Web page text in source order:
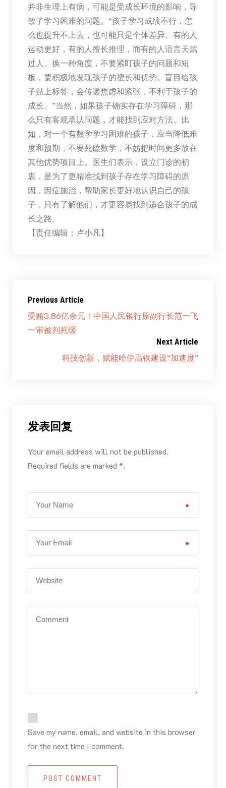
并非生理上有病，可能是受成长环境的影响，导
致了学习困难的问题。“孩子学习成绩不行，怎
么也提升不上去，也可能只是个体差异。有的人
运动更好，有的人擅长推理，而有的人语言天赋
过人。换一种角度，不要紧盯孩子的问题和短
板，要积极地发现孩子的擅长和优势。盲目给孩
子贴上标签，会传递焦虑和紧张，不利于孩子的
成长。”当然，如果孩子确实存在学习障碍，那
么只有客观承认问题，才能找到应对方法。比
如，对一个有数学学习困难的孩子，应当降低难
度和预期，不要死磕数学，不妨把时间更多放在
其他优势项目上。医生们表示，设立门诊的初
衷，是为了更精准找到孩子存在学习障碍的原
因，因症施治，帮助家长更好地认识自己的孩
子，只有了解他们，才更容易找到适合孩子的成
长之路。
【责任编辑：卢小凡】
Previous Article
受贿3.86亿余元！中国人民银行原副行长范一飞
一审被判死缓
Next Article
科技创新，赋能哈伊高铁建设“加速度”
发表回复
Your email address will not be published.
Required fields are marked *.
*
*
Save my name, email, and website in this browser
for the next time I comment.
POST COMMENT